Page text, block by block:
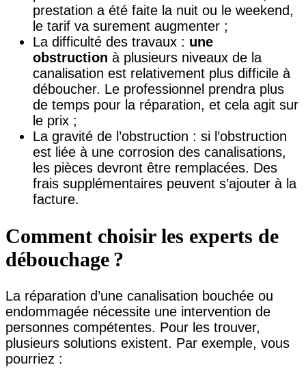
prestation a été faite la nuit ou le weekend,
le tarif va surement augmenter ;
La difficulté des travaux : une
obstruction à plusieurs niveaux de la
canalisation est relativement plus difficile à
déboucher. Le professionnel prendra plus
de temps pour la réparation, et cela agit sur
le prix ;
La gravité de l’obstruction : si l’obstruction
est liée à une corrosion des canalisations,
les pièces devront être remplacées. Des
frais supplémentaires peuvent s’ajouter à la
facture.
Comment choisir les experts de
débouchage ?
La réparation d’une canalisation bouchée ou
endommagée nécessite une intervention de
personnes compétentes. Pour les trouver,
plusieurs solutions existent. Par exemple, vous
pourriez :